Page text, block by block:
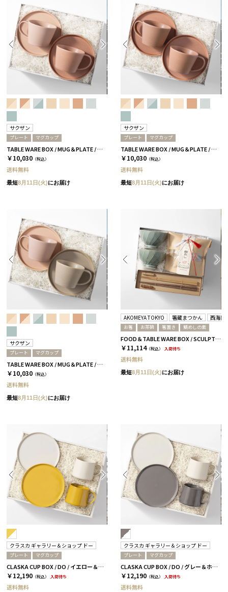
サクザン
プレート マグカップ
TABLE WARE BOX / MUG＆PLATE / テラコッタ＆コーラルベージュ［サクザン×HYACCA］
￥10,030 （税込）
送料無料
最短8月11日(火)にお届け
サクザン
プレート マグカップ
TABLE WARE BOX / MUG＆PLATE / テラコッタ［サクザン×HYACCA］
￥10,030 （税込）
送料無料
最短8月11日(火)にお届け
サクザン
プレート マグカップ
TABLE WARE BOX / MUG＆PLATE / グレージュ＆コーラルベージュ［サクザン×HYACCA］
￥10,030 （税込）
送料無料
最短8月11日(火)にお届け
AKOMEYA TOKYO 箸蔵まつかん 西海陶
お箸 お茶碗 箸置き 鯛めしの素
FOOD＆TABLE WARE BOX / SCULPTURE / 鯛めし+箸 / さくら＆ウォルナット
￥11,114（税込） 入荷待ち
送料無料
最短8月11日(火)にお届け
クラスカ ギャラリー＆ショップ ドー
プレート マグカップ
CLASKA CUP BOX / DO / イエロー＆ホワイト［クラスカ ギャラリー＆ショップ ドー］
￥12,190 （税込） 入荷待ち
送料無料
クラスカ ギャラリー＆ショップ ドー
プレート マグカップ
CLASKA CUP BOX / DO / グレー＆ホワイト［クラスカ ギャラリー＆ショップ ドー］
￥12,190 （税込） 入荷待ち
送料無料